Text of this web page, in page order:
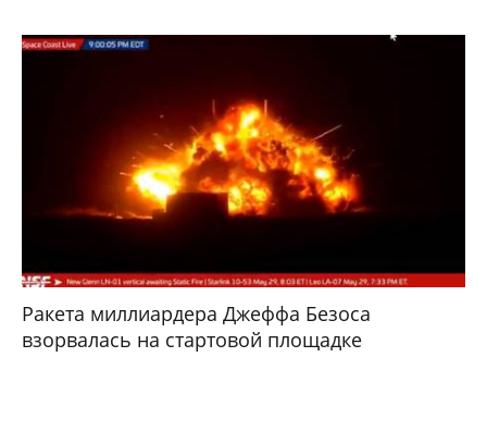
Ракета миллиардера Джеффа Безоса
взорвалась на стартовой площадке